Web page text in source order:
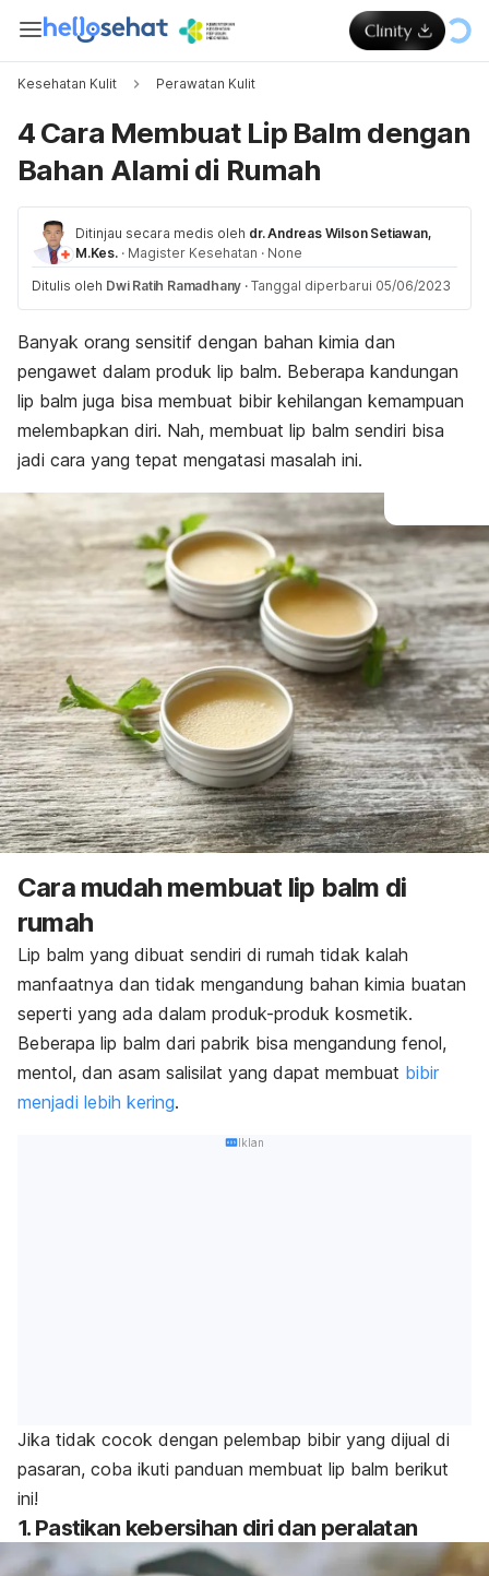
Kesehatan Kulit Perawatan Kulit
4 Cara Membuat Lip Balm dengan
Bahan Alami di Rumah
Ditinjau secara medis oleh dr. Andreas Wilson Setiawan,
M.Kes. · Magister Kesehatan · None
Ditulis oleh Dwi Ratih Ramadhany · Tanggal diperbarui 05/06/2023
Banyak orang sensitif dengan bahan kimia dan
pengawet dalam produk lip balm. Beberapa kandungan
lip balm juga bisa membuat bibir kehilangan kemampuan
melembapkan diri. Nah, membuat lip balm sendiri bisa
jadi cara yang tepat mengatasi masalah ini.
Cara mudah membuat lip balm di
rumah
Lip balm yang dibuat sendiri di rumah tidak kalah
manfaatnya dan tidak mengandung bahan kimia buatan
seperti yang ada dalam produk-produk kosmetik.
Beberapa lip balm dari pabrik bisa mengandung fenol,
mentol, dan asam salisilat yang dapat membuat bibir
menjadi lebih kering.
Iklan
Jika tidak cocok dengan pelembap bibir yang dijual di
pasaran, coba ikuti panduan membuat lip balm berikut
ini!
1. Pastikan kebersihan diri dan peralatan